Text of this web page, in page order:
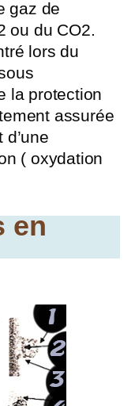
gaz de
ou du CO2.
lors du
la protection
assurée
d’une
( oxydation
en